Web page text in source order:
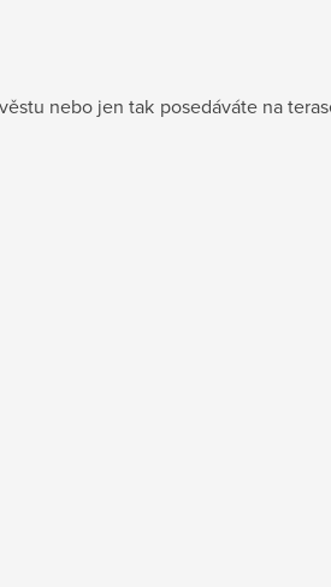
nebo jen tak posedáváte na